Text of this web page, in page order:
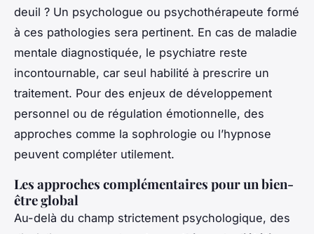
deuil ? Un psychologue ou psychothérapeute formé
à ces pathologies sera pertinent. En cas de maladie
mentale diagnostiquée, le psychiatre reste
incontournable, car seul habilité à prescrire un
traitement. Pour des enjeux de développement
personnel ou de régulation émotionnelle, des
approches comme la sophrologie ou l’hypnose
peuvent compléter utilement.
Les approches complémentaires pour un bien-
être global
Au-delà du champ strictement psychologique, des